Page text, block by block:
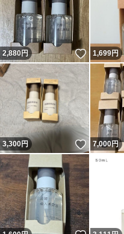
2,880円 いいね
1,699円
3,300円 いいね
7,000円